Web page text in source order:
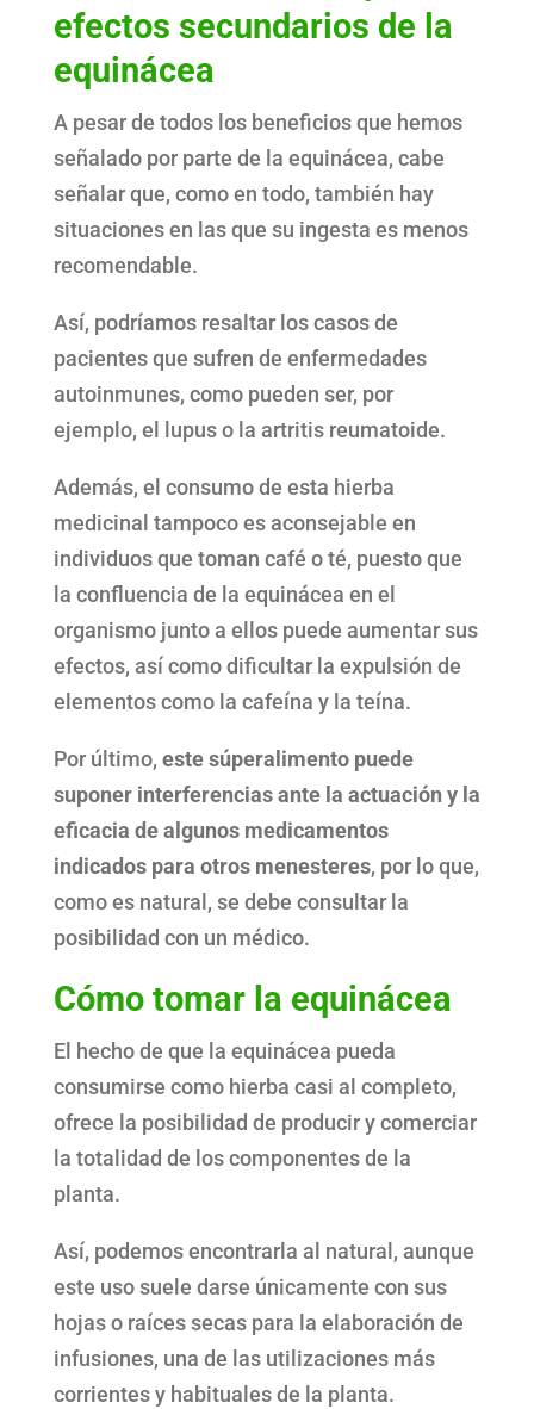
efectos secundarios de la
equinácea
A pesar de todos los beneficios que hemos
señalado por parte de la equinácea, cabe
señalar que, como en todo, también hay
situaciones en las que su ingesta es menos
recomendable.
Así, podríamos resaltar los casos de
pacientes que sufren de enfermedades
autoinmunes, como pueden ser, por
ejemplo, el lupus o la artritis reumatoide.
Además, el consumo de esta hierba
medicinal tampoco es aconsejable en
individuos que toman café o té, puesto que
la confluencia de la equinácea en el
organismo junto a ellos puede aumentar sus
efectos, así como dificultar la expulsión de
elementos como la cafeína y la teína.
Por último, este súperalimento puede
suponer interferencias ante la actuación y la
eficacia de algunos medicamentos
indicados para otros menesteres, por lo que,
como es natural, se debe consultar la
posibilidad con un médico.
Cómo tomar la equinácea
El hecho de que la equinácea pueda
consumirse como hierba casi al completo,
ofrece la posibilidad de producir y comerciar
la totalidad de los componentes de la
planta.
Así, podemos encontrarla al natural, aunque
este uso suele darse únicamente con sus
hojas o raíces secas para la elaboración de
infusiones, una de las utilizaciones más
corrientes y habituales de la planta.